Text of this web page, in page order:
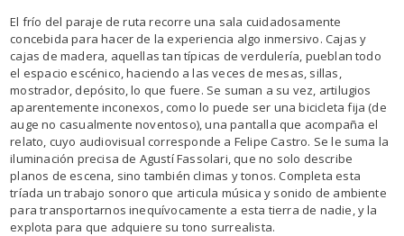
El frío del paraje de ruta recorre una sala cuidadosamente
concebida para hacer de la experiencia algo inmersivo. Cajas y
cajas de madera, aquellas tan típicas de verdulería, pueblan todo
el espacio escénico, haciendo a las veces de mesas, sillas,
mostrador, depósito, lo que fuere. Se suman a su vez, artilugios
aparentemente inconexos, como lo puede ser una bicicleta fija (de
auge no casualmente noventoso), una pantalla que acompaña el
relato, cuyo audiovisual corresponde a Felipe Castro. Se le suma la
iluminación precisa de Agustí Fassolari, que no solo describe
planos de escena, sino también climas y tonos. Completa esta
tríada un trabajo sonoro que articula música y sonido de ambiente
para transportarnos inequívocamente a esta tierra de nadie, y la
explota para que adquiere su tono surrealista.